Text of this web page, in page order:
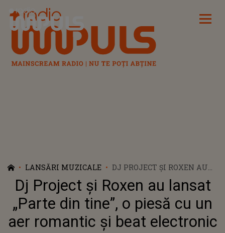
Radio Impuls
LANSĂRI MUZICALE
DJ PROJECT ȘI ROXEN AU
LANSAT „PARTE DIN TINE”,
O PIESĂ CU UN AER
ROMANTIC ȘI BEAT
ELECTRONIC
Dj Project și Roxen au lansat
„Parte din tine”, o piesă cu un
aer romantic și beat electronic